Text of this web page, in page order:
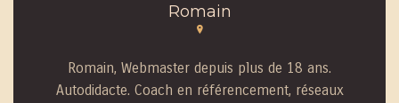
Romain
Romain, Webmaster depuis plus de 18 ans.
Autodidacte. Coach en référencement, réseaux